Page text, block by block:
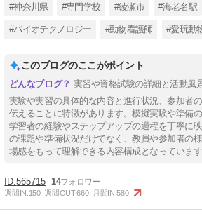
#神奈川県 #専門学校 #綾瀬市 #海老名駅
#バイオテクノロジー #動物看護師 #愛玩動
このブログのここがポイント
実習や資格試験の詳細と活動風
実験や実習の具体的な内容と進行状況、参加者
伝えることに特徴があります。模擬実験や準備
学習者の経験やステップアップの過程を丁寧に
の課題や準備状況だけでなく、教員や参加者の
場感をもって理解できる内容構成となっています
565715 14
週間IN:150 週間OUT:660 月間IN:580